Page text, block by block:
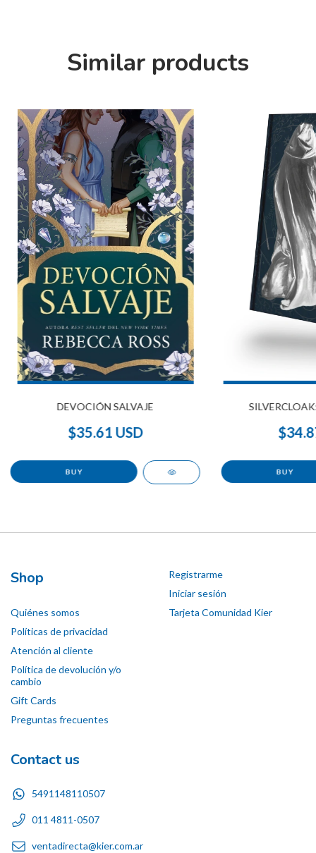
Similar products
DEVOCIÓN SALVAJE
$35.61 USD
Shop
Quiénes somos
Políticas de privacidad
Atención al cliente
Política de devolución y/o
cambio
Gift Cards
Preguntas frecuentes
Registrarme
Iniciar sesión
Tarjeta Comunidad Kier
Contact us
5491148110507
011 4811-0507
ventadirecta@kier.com.ar